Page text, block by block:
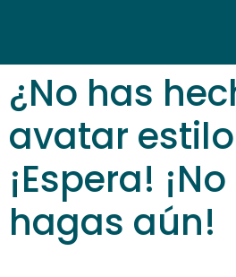
¿No has
avatar
¡Espera!
hagas aún!